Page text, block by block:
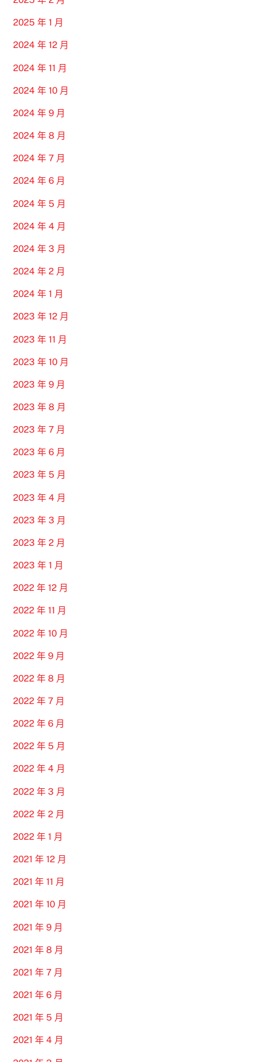
2025 年 1 月
2024 年 12 月
2024 年 11 月
2024 年 10 月
2024 年 9 月
2024 年 8 月
2024 年 7 月
2024 年 6 月
2024 年 5 月
2024 年 4 月
2024 年 3 月
2024 年 2 月
2024 年 1 月
2023 年 12 月
2023 年 11 月
2023 年 10 月
2023 年 9 月
2023 年 8 月
2023 年 7 月
2023 年 6 月
2023 年 5 月
2023 年 4 月
2023 年 3 月
2023 年 2 月
2023 年 1 月
2022 年 12 月
2022 年 11 月
2022 年 10 月
2022 年 9 月
2022 年 8 月
2022 年 7 月
2022 年 6 月
2022 年 5 月
2022 年 4 月
2022 年 3 月
2022 年 2 月
2022 年 1 月
2021 年 12 月
2021 年 11 月
2021 年 10 月
2021 年 9 月
2021 年 8 月
2021 年 7 月
2021 年 6 月
2021 年 5 月
2021 年 4 月